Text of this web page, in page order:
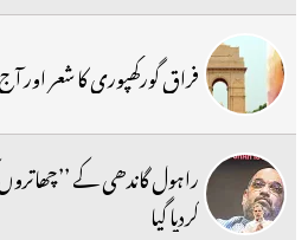
فراق گورکھپوری کا شعر اور
راہول گاندھی کے
کردیا گیا